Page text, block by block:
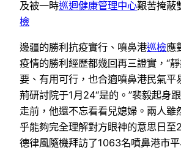
及被一時巡迴健康管理中心艱苦掩蔽
檢
邊疆的勝利抗疫實行、噴鼻港巡檢應
疫情的勝利經歷都幾回再三證實，“
要、有用可行，也合適噴鼻港民氣平
荊研討院于1月24“是的。”裴毅起身
走前，他還不忘看看兒媳婦。兩人雖
乎能夠完全理解對方眼神的意思日至
德律風隨機拜訪了1063名噴鼻港市